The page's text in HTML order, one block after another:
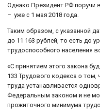
Однако Президент РФ поручи
– уже с 1 мая 2018 года.
Таким образом, с указанной
до 11 163 рублей, то есть до
трудоспособного населения
«С принятием этого закона
133 Трудового кодекса о
труда устанавливается
Федеральным законом и не
прожиточного минимума